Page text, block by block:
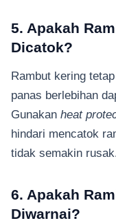
5. Apakah
Dicatok?
Rambut kering
panas berlebihan
Gunakan heat
hindari mencatok
tidak semakin
6. Apakah
Diwarnai?